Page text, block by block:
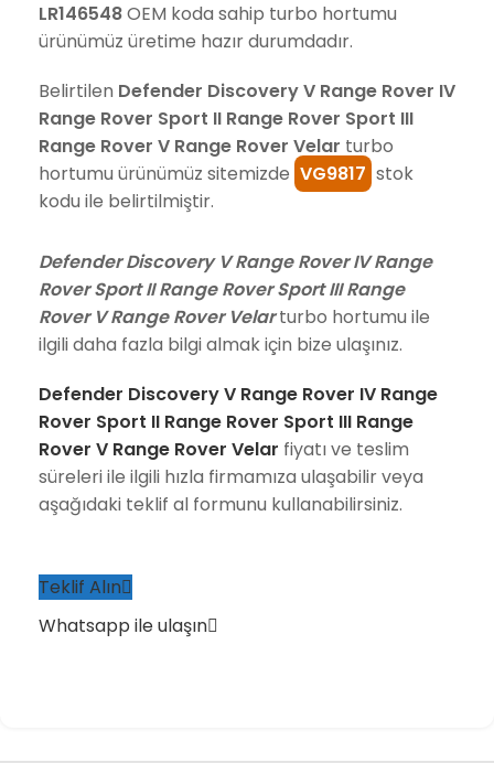
LR146548OEM koda sahip turbo hortumu
ürünümüz üretime hazır durumdadır.
Belirtilen Defender Discovery V Range Rover IV
Range Rover Sport II Range Rover Sport III
Range Rover V Range Rover Velar turbo
hortumu ürünümüz sitemizde VG9817 stok
kodu ile belirtilmiştir.
Defender Discovery V Range Rover IV Range
Rover Sport II Range Rover Sport III Range
Rover V Range Rover Velarturbo hortumu ile
ilgili daha fazla bilgi almak için bize ulaşınız.
Defender Discovery V Range Rover IV Range
Rover Sport II Range Rover Sport III Range
Rover V Range Rover Velar fiyatı ve teslim
süreleri ile ilgili hızla firmamıza ulaşabilir veya
aşağıdaki teklif al formunu kullanabilirsiniz.
Teklif Alın
Whatsapp ile ulaşın